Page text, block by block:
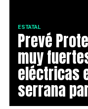
ESTATAL
Prevé
muy
eléctricas
serrana